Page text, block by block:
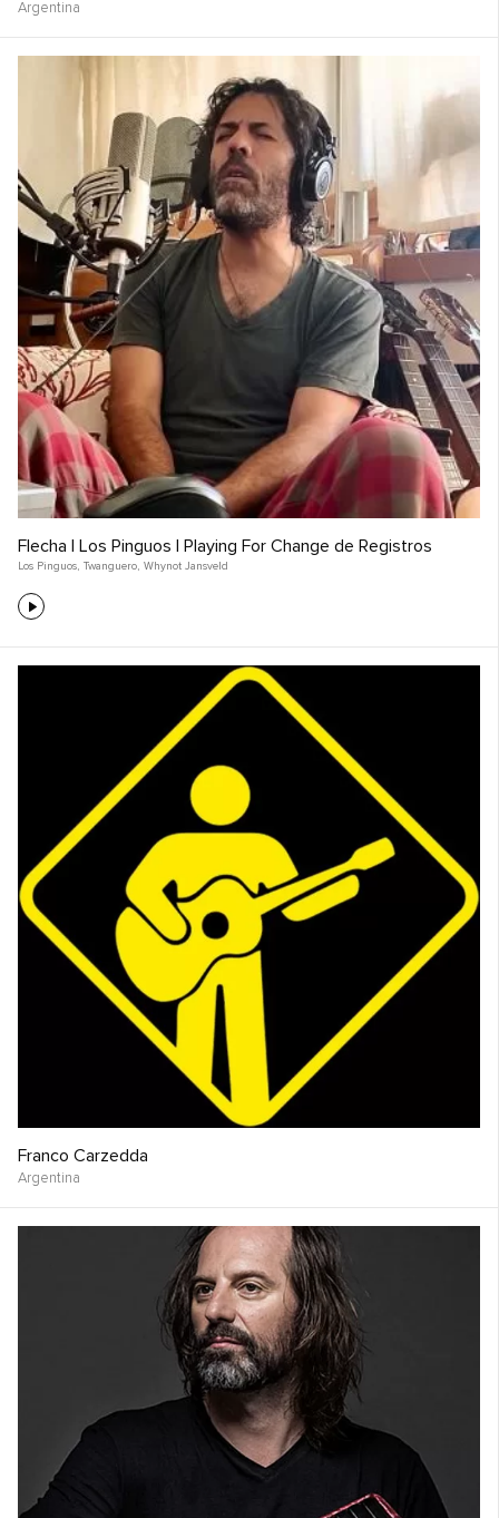
Argentina
Flecha | Los Pinguos | Playing For Change de Registros
Los Pinguos, Twanguero, Whynot Jansveld
Franco Carzedda
Argentina